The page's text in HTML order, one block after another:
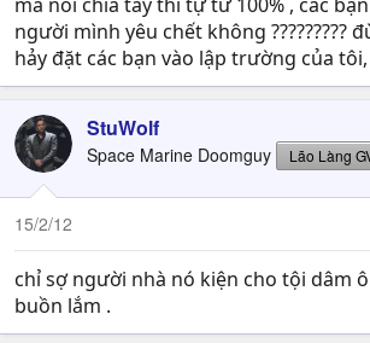
người mình yêu chết không ?????????
hảy đặt các bạn vào lập trường của tôi,
StuWolf
Space Marine Doomguy Lão Làng
15/2/12
chỉ sợ người nhà nó kiện cho tội dâm
buồn lắm .